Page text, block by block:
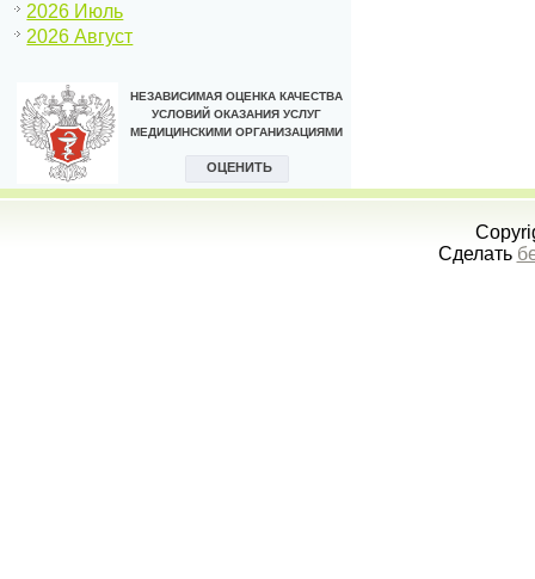
2026 Июль
2026 Август
Сделать